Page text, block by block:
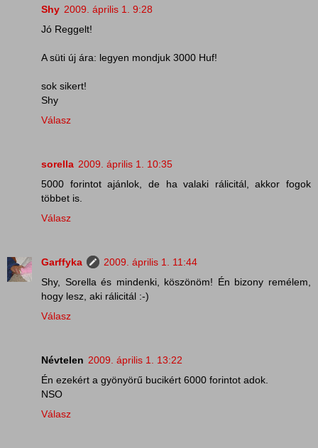
Shy 2009. április 1. 9:28
Jó Reggelt!
A süti új ára: legyen mondjuk 3000 Huf!
sok sikert!
Shy
Válasz
sorella 2009. április 1. 10:35
5000 forintot ajánlok, de ha valaki rálicitál, akkor fogok
többet is.
Válasz
Garffyka
2009. április 1. 11:44
Shy, Sorella és mindenki, köszönöm! Én bizony remélem,
hogy lesz, aki rálicitál :-)
Válasz
Névtelen 2009. április 1. 13:22
Én ezekért a gyönyörű bucikért 6000 forintot adok.
NSO
Válasz